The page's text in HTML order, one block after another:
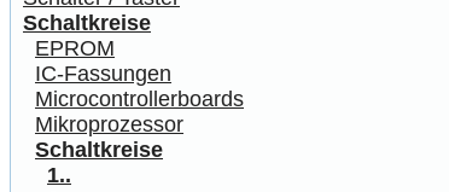
Schaltkreise
EPROM
IC-Fassungen
Microcontrollerboards
Mikroprozessor
Schaltkreise
1..